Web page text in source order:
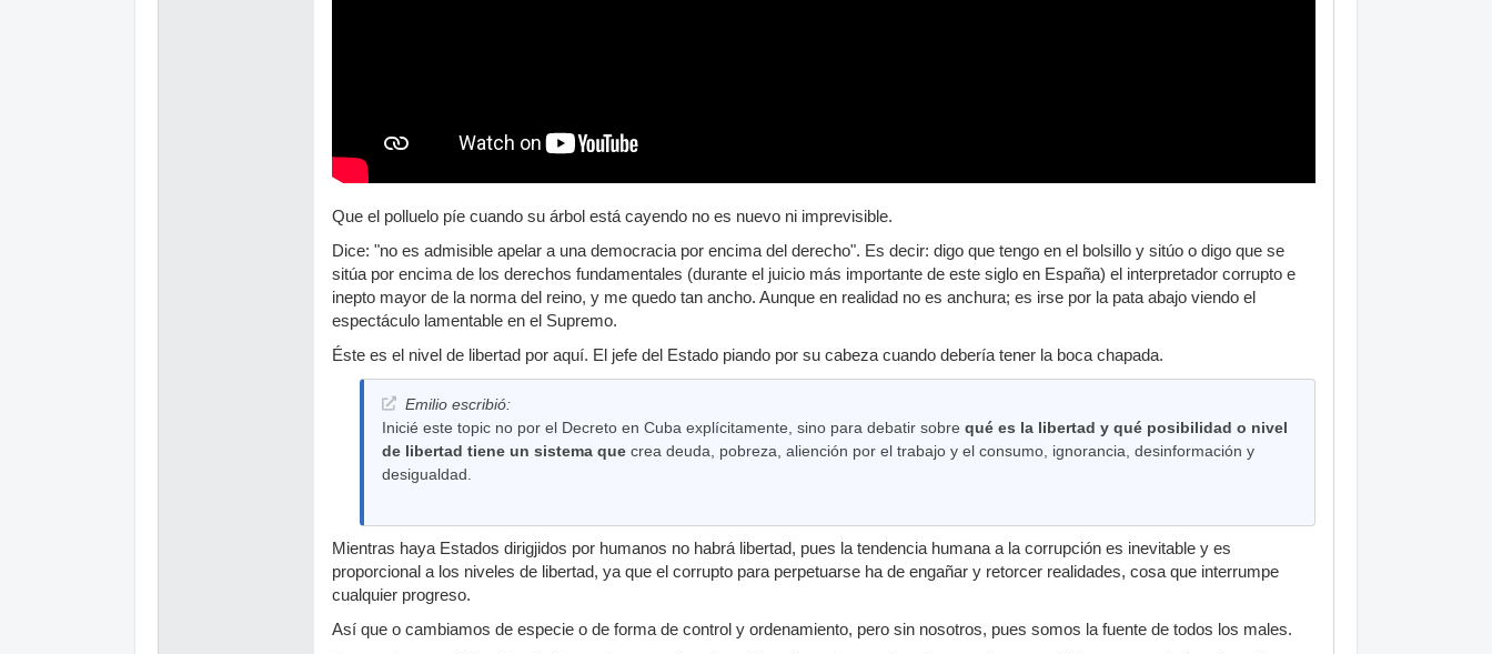
Que el polluelo píe cuando su árbol está cayendo no es nuevo ni imprevisible.
Dice: "no es admisible apelar a una democracia por encima del derecho". Es decir: digo que tengo en el bolsillo y sitúo o digo que se
sitúa por encima de los derechos fundamentales (durante el juicio más importante de este siglo en España) el interpretador corrupto e
inepto mayor de la norma del reino, y me quedo tan ancho. Aunque en realidad no es anchura; es irse por la pata abajo viendo el
espectáculo lamentable en el Supremo.
Éste es el nivel de libertad por aquí. El jefe del Estado piando por su cabeza cuando debería tener la boca chapada.
Emilio escribió:
Inicié este topic no por el Decreto en Cuba explícitamente, sino para debatir sobre qué es la libertad y qué posibilidad o nivel
de libertad tiene un sistema que crea deuda, pobreza, aliención por el trabajo y el consumo, ignorancia, desinformación y
desigualdad.
Mientras haya Estados dirigjidos por humanos no habrá libertad, pues la tendencia humana a la corrupción es inevitable y es
proporcional a los niveles de libertad, ya que el corrupto para perpetuarse ha de engañar y retorcer realidades, cosa que interrumpe
cualquier progreso.
Así que o cambiamos de especie o de forma de control y ordenamiento, pero sin nosotros, pues somos la fuente de todos los males.